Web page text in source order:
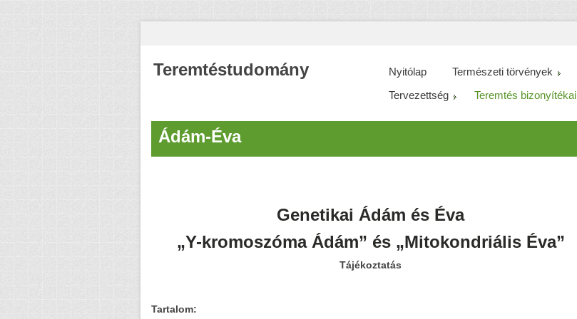
Teremtéstudomány Nyitólap Természeti törvények
Tervezettség
Teremtés bizonyítékai
Ádám-Éva
Genetikai Ádám és Éva
„Y-kromoszóma Ádám” és „Mitokondriális Éva”
Tájékoztatás
Tartalom: